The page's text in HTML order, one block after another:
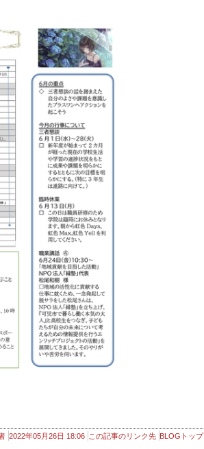
2022年05月26日 18:06 この記事のリンク先 BLOGトップ